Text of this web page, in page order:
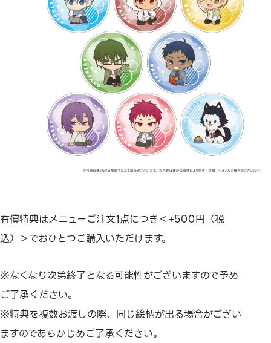
有償特典はメニューご注文1点につき＜+500円（税
込）＞でおひとつご購入いただけます。
※なくなり次第終了となる可能性がございますので予め
ご了承ください。
※特典を複数お渡しの際、同じ絵柄が出る場合がござい
ますのであらかじめご了承ください。